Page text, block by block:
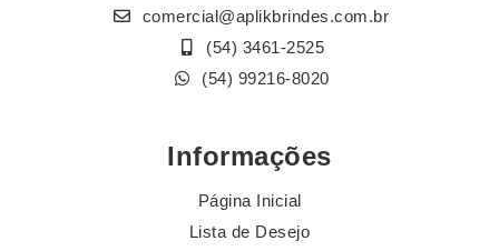
comercial@aplikbrindes.com.br
(54) 3461-2525
(54) 99216-8020
Informações
Página Inicial
Lista de Desejo